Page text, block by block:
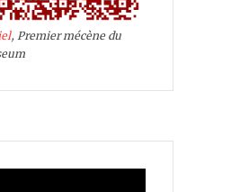
, Premier mécène du